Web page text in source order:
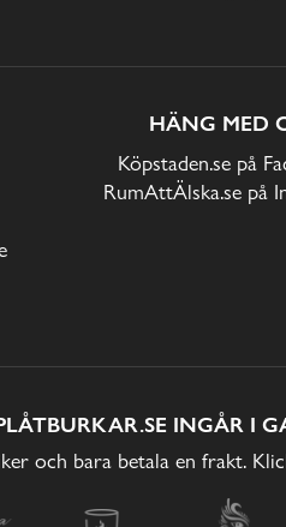
HÄNG MED
Köpstaden.se på
RumAttÄlska.se på
INGÅR I
och bara betala en frakt.